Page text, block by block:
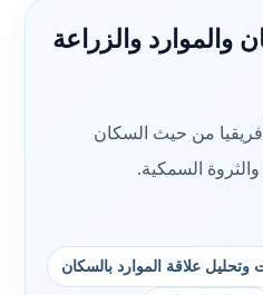
والموارد والزراعة
من حيث السكان
والثروة السمكية.
علاقة الموارد بالسكان